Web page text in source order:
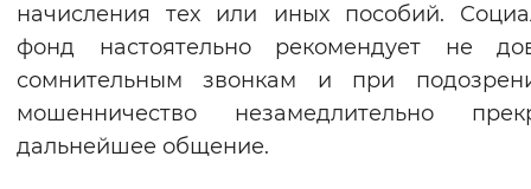
начисления тех или иных пособий.
фонд настоятельно рекомендует не
сомнительным звонкам и при
мошенничество незамедлительно
дальнейшее общение.